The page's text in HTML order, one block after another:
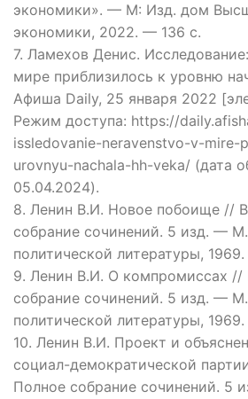
экономики». — М: Изд. дом
экономики, 2022. — 136 с.
7. Ламехов Денис.
мире приблизилось к уровню
Афиша Daily, 25 января 2022
Режим доступа: https://
issledovanie-neravenstvo-v-mire-
urovnyu-nachala-hh-veka/ (дата
05.04.2024).
8. Ленин В.И. Новое побоище //
собрание сочинений. 5 изд. —
политической литературы,
9. Ленин В.И. О компромиссах //
собрание сочинений. 5 изд. —
политической литературы,
10. Ленин В.И. Проект и
социал-демократической
Полное собрание сочинений. 5